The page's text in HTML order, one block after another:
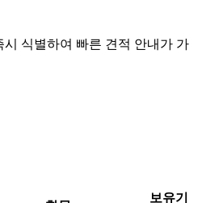
식별하여 빠른 견적 안내가 가
보유기